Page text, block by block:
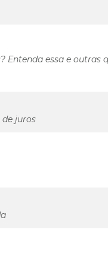
Entenda essa e outras
juros